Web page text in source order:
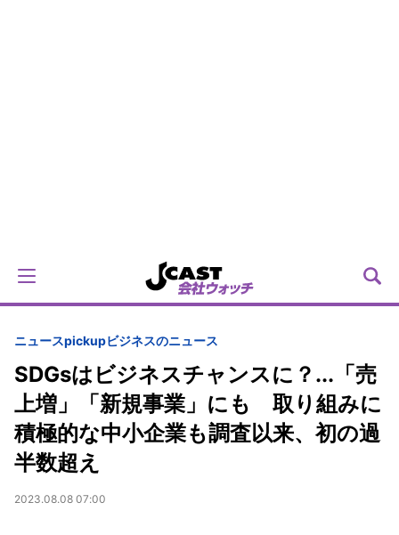
ニュースpickupビジネスのニュース
SDGsはビジネスチャンスに？...「売
上増」「新規事業」にも 取り組みに
積極的な中小企業も調査以来、初の過
半数超え
2023.08.08 07:00